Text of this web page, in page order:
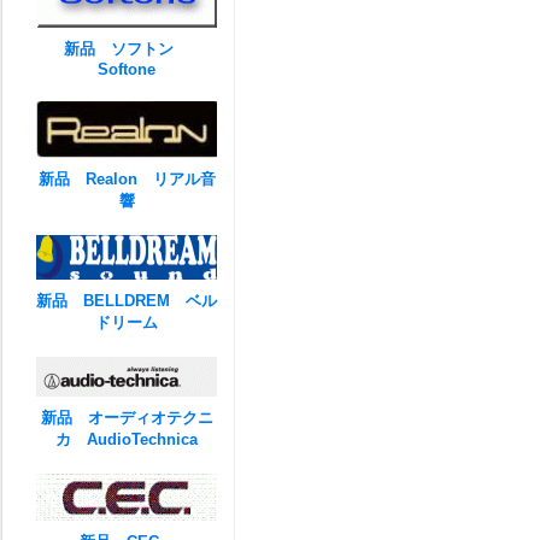
新品 ソフトン
Softone
新品 Realon リアル音
響
新品 BELLDREM ベル
ドリーム
新品 オーディオテクニ
カ AudioTechnica